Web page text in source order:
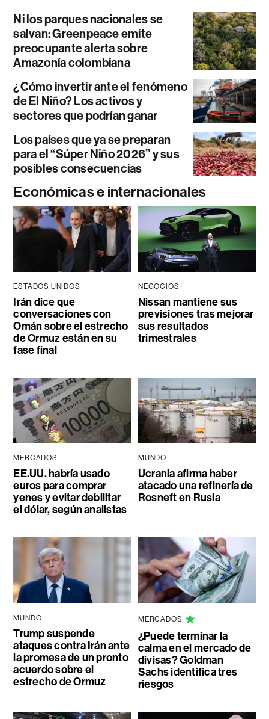
Ni los parques nacionales se
salvan: Greenpeace emite
preocupante alerta sobre
Amazonía colombiana
¿Cómo invertir ante el fenómeno
de El Niño? Los activos y
sectores que podrían ganar
Los países que ya se preparan
para el “Súper Niño 2026” y sus
posibles consecuencias
Económicas e internacionales
ESTADOS UNIDOS
Irán dice que
conversaciones con
Omán sobre el estrecho
de Ormuz están en su
fase final
NEGOCIOS
Nissan mantiene sus
previsiones tras mejorar
sus resultados
trimestrales
MERCADOS
EE.UU. habría usado
euros para comprar
yenes y evitar debilitar
el dólar, según analistas
MUNDO
Ucrania afirma haber
atacado una refinería de
Rosneft en Rusia
MUNDO
Trump suspende
ataques contra Irán ante
la promesa de un pronto
acuerdo sobre el
estrecho de Ormuz
MERCADOS
¿Puede terminar la
calma en el mercado de
divisas? Goldman
Sachs identifica tres
riesgos